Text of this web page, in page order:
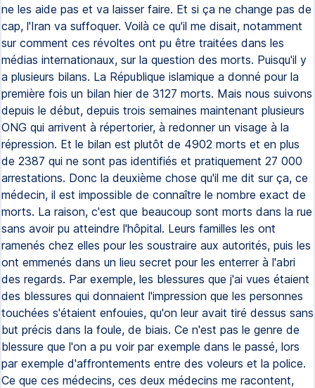
ne les aide pas et va laisser faire. Et si ça ne change pas de
cap, l'Iran va suffoquer. Voilà ce qu'il me disait, notamment
sur comment ces révoltes ont pu être traitées dans les
médias internationaux, sur la question des morts. Puisqu'il y
a plusieurs bilans. La République islamique a donné pour la
première fois un bilan hier de 3127 morts. Mais nous suivons
depuis le début, depuis trois semaines maintenant plusieurs
ONG qui arrivent à répertorier, à redonner un visage à la
répression. Et le bilan est plutôt de 4902 morts et en plus
de 2387 qui ne sont pas identifiés et pratiquement 27 000
arrestations. Donc la deuxième chose qu'il me dit sur ça, ce
médecin, il est impossible de connaître le nombre exact de
morts. La raison, c'est que beaucoup sont morts dans la rue
sans avoir pu atteindre l'hôpital. Leurs familles les ont
ramenés chez elles pour les soustraire aux autorités, puis les
ont emmenés dans un lieu secret pour les enterrer à l'abri
des regards. Par exemple, les blessures que j'ai vues étaient
des blessures qui donnaient l'impression que les personnes
touchées s'étaient enfouies, qu'on leur avait tiré dessus sans
but précis dans la foule, de biais. Ce n'est pas le genre de
blessure que l'on a pu voir par exemple dans le passé, lors
par exemple d'affrontements entre des voleurs et la police.
Ce que ces médecins, ces deux médecins me racontent,